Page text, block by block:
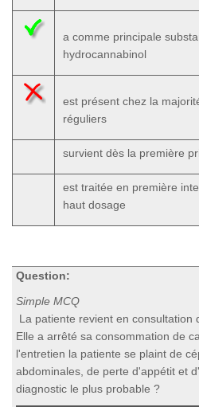
a comme principale
hydrocannabinol
est présent chez la
réguliers
survient dès la première
est traitée en première
haut dosage
Question:
Simple MCQ
La patiente revient en consultation
Elle a arrêté sa consommation de
l'entretien la patiente se plaint de
abdominales, de perte d'appétit et
diagnostic le plus probable ?